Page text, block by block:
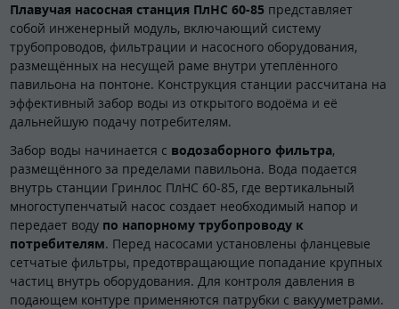
Плавучая насосная станция ПлНС 60-85 представляет
собой инженерный модуль, включающий систему
трубопроводов, фильтрации и насосного оборудования,
размещённых на несущей раме внутри утеплённого
павильона на понтоне. Конструкция станции рассчитана на
эффективный забор воды из открытого водоёма и её
дальнейшую подачу потребителям.
Забор воды начинается с водозаборного фильтра,
размещённого за пределами павильона. Вода подается
внутрь станции Гринлос ПлНС 60-85, где вертикальный
многоступенчатый насос создает необходимый напор и
передает воду по напорному трубопроводу к
потребителям. Перед насосами установлены фланцевые
сетчатые фильтры, предотвращающие попадание крупных
частиц внутрь оборудования. Для контроля давления в
подающем контуре применяются патрубки с вакууметрами.